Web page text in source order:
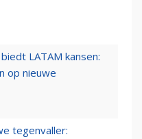
LATAM kansen:
op nieuwe
tegenvaller: